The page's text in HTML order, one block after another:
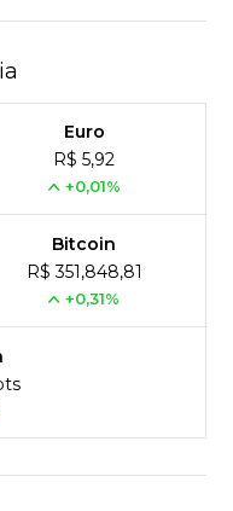
Euro
R$ 5,92
+0,01%
Bitcoin
R$ 351,848,81
+0,31%